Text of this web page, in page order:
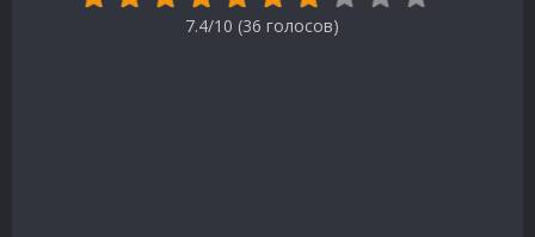
7.4/10 (36 голосов)